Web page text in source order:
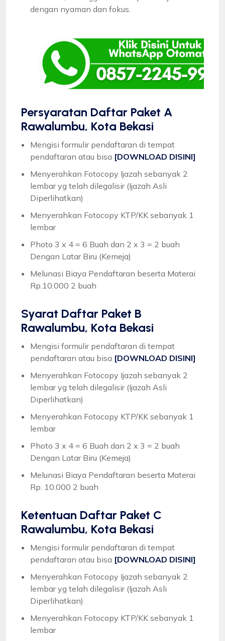
dengan nyaman dan fokus.
Persyaratan Daftar Paket A
Rawalumbu, Kota Bekasi
Mengisi formulir pendaftaran di tempat
pendaftaran atau bisa [DOWNLOAD DISINI]
Menyerahkan Fotocopy Ijazah sebanyak 2
lembar yg telah dilegalisir (Ijazah Asli
Diperlihatkan)
Menyerahkan Fotocopy KTP/KK sebanyak 1
lembar
Photo 3 x 4 = 6 Buah dan 2 x 3 = 2 buah
Dengan Latar Biru (Kemeja)
Melunasi Biaya Pendaftaran beserta Materai
Rp.10.000 2 buah
Syarat Daftar Paket B
Rawalumbu, Kota Bekasi
Mengisi formulir pendaftaran di tempat
pendaftaran atau bisa [DOWNLOAD DISINI]
Menyerahkan Fotocopy Ijazah sebanyak 2
lembar yg telah dilegalisir (Ijazah Asli
Diperlihatkan)
Menyerahkan Fotocopy KTP/KK sebanyak 1
lembar
Photo 3 x 4 = 6 Buah dan 2 x 3 = 2 buah
Dengan Latar Biru (Kemeja)
Melunasi Biaya Pendaftaran beserta Materai
Rp. 10.000 2 buah
Ketentuan Daftar Paket C
Rawalumbu, Kota Bekasi
Mengisi formulir pendaftaran di tempat
pendaftaran atau bisa [DOWNLOAD DISINI]
Menyerahkan Fotocopy Ijazah sebanyak 2
lembar yg telah dilegalisir (Ijazah Asli
Diperlihatkan)
Menyerahkan Fotocopy KTP/KK sebanyak 1
lembar